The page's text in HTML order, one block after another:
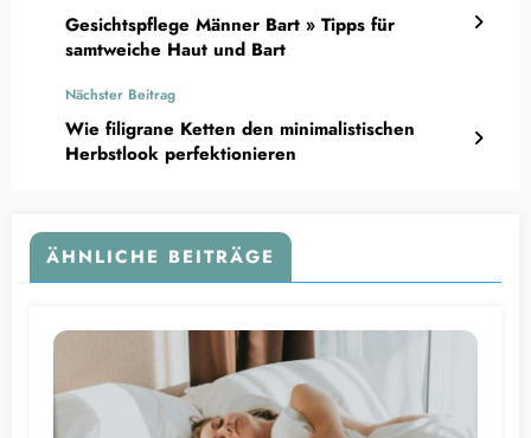
Gesichtspflege Männer Bart » Tipps für
samtweiche Haut und Bart
Nächster Beitrag
Wie filigrane Ketten den minimalistischen
Herbstlook perfektionieren
ÄHNLICHE BEITRÄGE